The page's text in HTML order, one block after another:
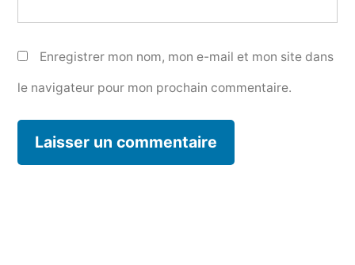
Enregistrer mon nom, mon e-mail et mon site dans
le navigateur pour mon prochain commentaire.